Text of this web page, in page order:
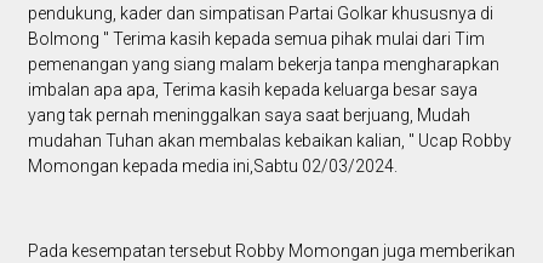
pendukung, kader dan simpatisan Partai Golkar khususnya di
Bolmong " Terima kasih kepada semua pihak mulai dari Tim
pemenangan yang siang malam bekerja tanpa mengharapkan
imbalan apa apa, Terima kasih kepada keluarga besar saya
yang tak pernah meninggalkan saya saat berjuang, Mudah
mudahan Tuhan akan membalas kebaikan kalian, " Ucap Robby
Momongan kepada media ini,Sabtu 02/03/2024.
Pada kesempatan tersebut Robby Momongan juga memberikan